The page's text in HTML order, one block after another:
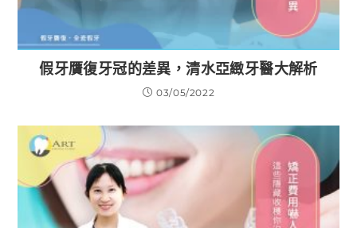
假牙贋復牙冠的差異，清水亞緻牙醫大解析
03/05/2022